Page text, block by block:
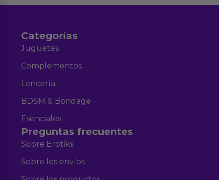
Categorías
Juguetes
Complementos
Lencería
BDSM & Bondage
Esenciales
Preguntas frecuentes
Sobre Erotiks
Sobre los envíos